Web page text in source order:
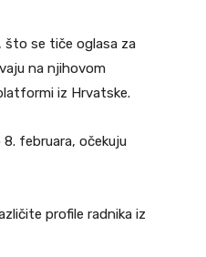
što se tiče oglasa za
na njihovom
iz Hrvatske.
februara, očekuju
profile radnika iz